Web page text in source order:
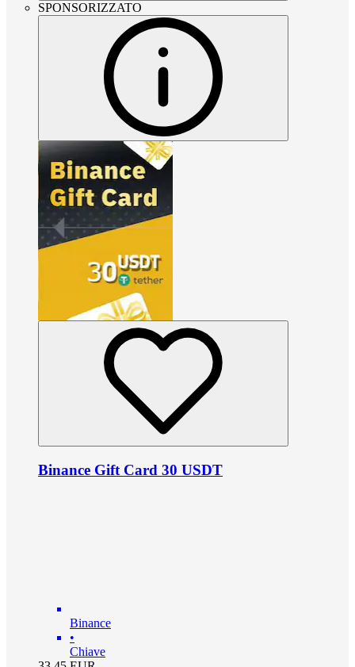
SPONSORIZZATO
Binance Gift Card 30 USDT
Binance
•
Chiave